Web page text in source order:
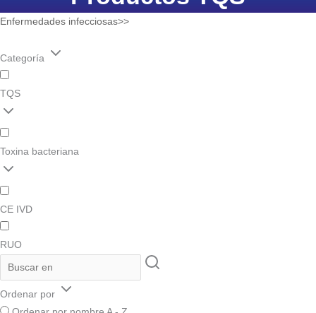
Enfermedades infecciosas>>
Categoría
TQS
Toxina bacteriana
CE IVD
RUO
Ordenar por